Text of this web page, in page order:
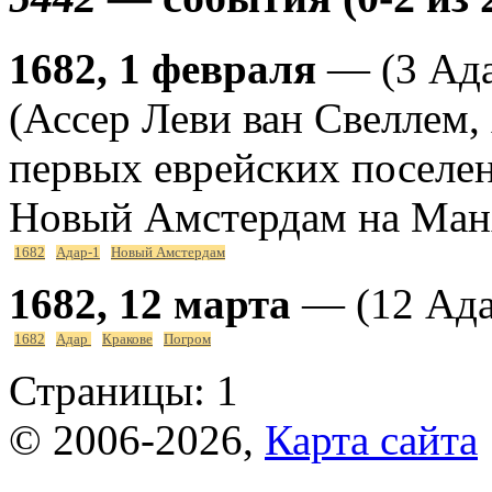
1682, 1 февраля — (3
(Ассер Леви ван
первых еврейских
Новый Амстердам на
1682 Адар-1 Новый Амстердам
1682, 12 марта — (12
1682 Адар Кракове Погром
Страницы: 1
© 2006-2026, Карта сайта